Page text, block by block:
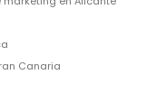
Canaria